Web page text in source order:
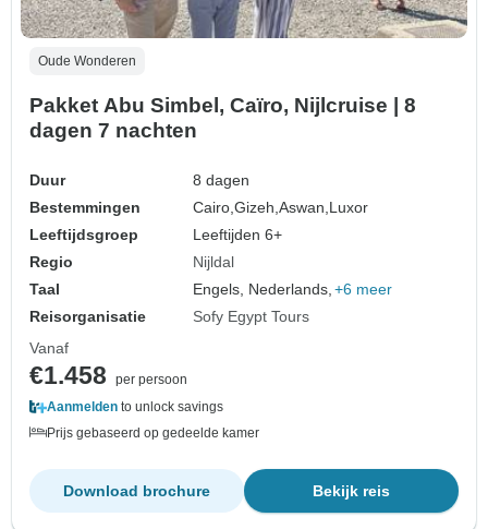
Oude Wonderen
Pakket Abu Simbel, Caïro, Nijlcruise | 8
dagen 7 nachten
Duur
8 dagen
Bestemmingen
Cairo,Gizeh,Aswan, Luxor
Leeftijdsgroep
Leeftijden 6+
Regio
Nijldal
Taal
Engels, Nederlands, +6 meer
Reisorganisatie
Sofy Egypt Tours
Vanaf
€1.458
per persoon
Aanmelden to unlock savings
Prijs gebaseerd op gedeelde kamer
Bekijk reis
Download brochure